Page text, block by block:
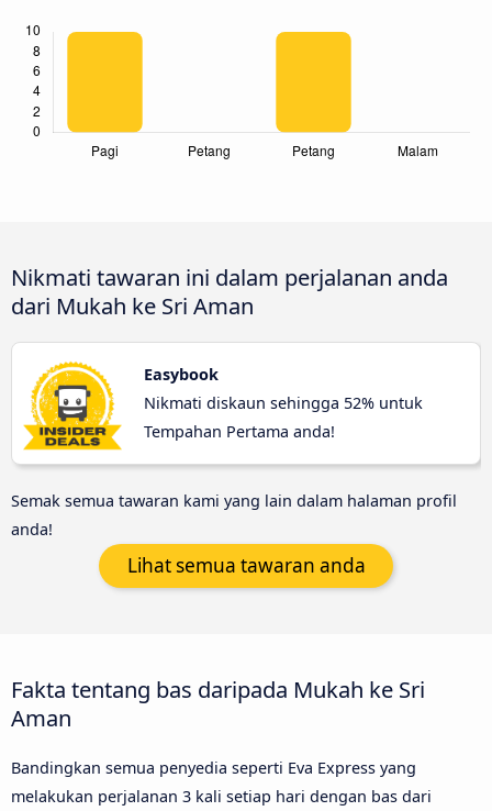
Nikmati tawaran ini dalam perjalanan anda
dari Mukah ke Sri Aman
Easybook
Nikmati diskaun sehingga 52% untuk
Tempahan Pertama anda!
Semak semua tawaran kami yang lain dalam halaman profil
anda!
Lihat semua tawaran anda
Fakta tentang bas daripada Mukah ke Sri
Aman
Bandingkan semua penyedia seperti Eva Express yang
melakukan perjalanan 3 kali setiap hari dengan bas dari